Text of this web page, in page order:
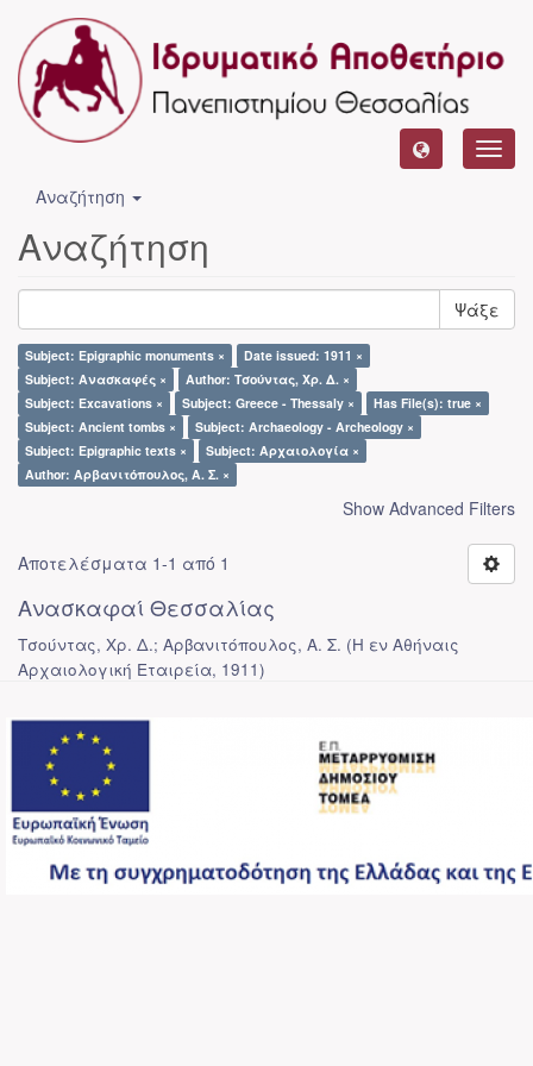
Αναζήτηση
Αναζήτηση
Ψάξε
Subject: Epigraphic monuments ×
Date issued: 1911 ×
Subject: Ανασκαφές ×
Author: Τσούντας, Χρ. Δ. ×
Subject: Excavations ×
Subject: Greece - Thessaly ×
Has File(s): true ×
Subject: Ancient tombs ×
Subject: Archaeology - Archeology ×
Subject: Epigraphic texts ×
Subject: Αρχαιολογία ×
Author: Αρβανιτόπουλος, Α. Σ. ×
Show Advanced Filters
Αποτελέσματα 1-1 από 1
Ανασκαφαί Θεσσαλίας
Τσούντας, Χρ. Δ.; Αρβανιτόπουλος, Α. Σ. (Η εν Αθήναις
Αρχαιολογική Εταιρεία, 1911)